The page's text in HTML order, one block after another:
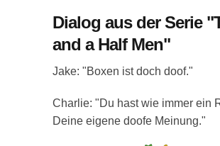
Dialog aus der Serie
and a Half Men"
Jake: "Boxen ist doch doof."
Charlie: "Du hast wie immer ein
Deine eigene doofe Meinung."